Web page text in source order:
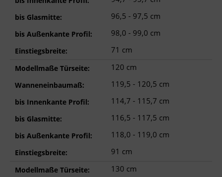
bis Glasmitte: 96,5 - 97,5 cm
bis Außenkante Profil: 98,0 - 99,0 cm
Einstiegsbreite: 71 cm
Modellmaße Türseite: 120 cm
Wanneneinbaumaß: 119,5 - 120,5 cm
bis Innenkante Profil: 114,7 - 115,7 cm
bis Glasmitte: 116,5 - 117,5 cm
bis Außenkante Profil: 118,0 - 119,0 cm
Einstiegsbreite: 91 cm
Modellmaße Türseite: 130 cm